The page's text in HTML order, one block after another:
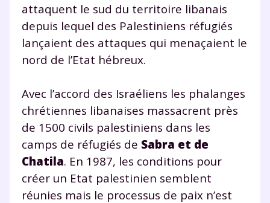
attaquent le sud du territoire libanais
depuis lequel des Palestiniens réfugiés
lançaient des attaques qui menaçaient le
nord de l’Etat hébreux.
Avec l’accord des Israéliens les phalanges
chrétiennes libanaises massacrent près
de 1500 civils palestiniens dans les
camps de réfugiés de Sabra et de
Chatila. En 1987, les conditions pour
créer un Etat palestinien semblent
réunies mais le processus de paix n’est